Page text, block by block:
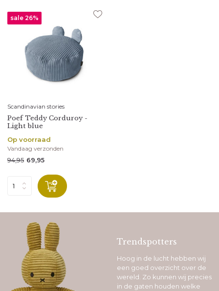
sale 26%
Scandinavian stories
Poef Teddy Corduroy -
Light blue
Op voorraad
Vandaag verzonden
94,95 69,95
Trendspotters
Hoog in de lucht hebben wij
een goed overzicht over de
wereld. Zo kunnen wij precies
in de gaten houden welke